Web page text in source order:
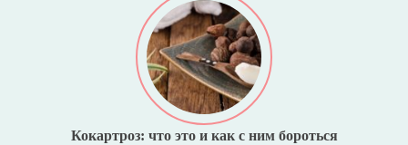
Кокартроз: что это и как с ним бороться